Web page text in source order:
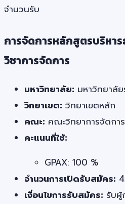
จำนวนรับ
การจัดการหลักสูตรบริหา
วิชาการจัดการ
มหาวิทยาลัย: มหาวิทยาลั
วิทยาเขต: วิทยาเขตหลัก
คณะ: คณะวิทยาการจัดการ
คะแนนที่ใช้:
GPAX: 100 %
จำนวนการเปิดรับสมัคร:
เงื่อนไขการรับสมัคร: รับผู้